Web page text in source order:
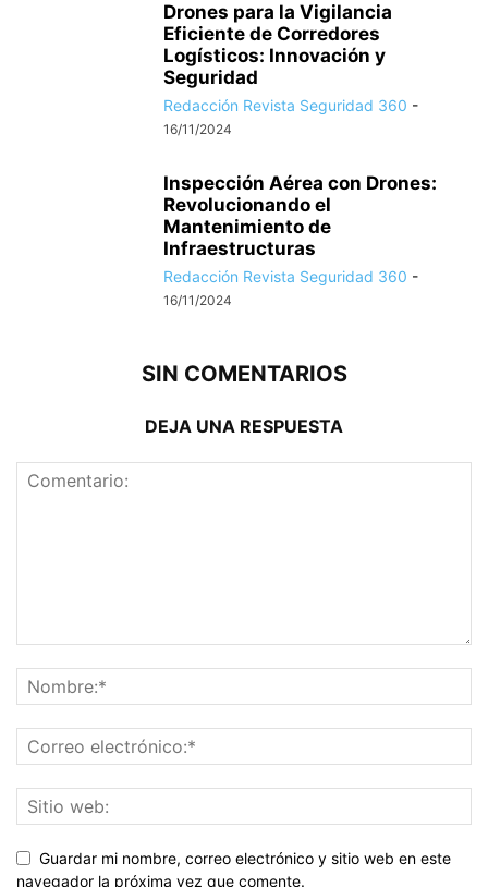
Drones para la Vigilancia
Eficiente de Corredores
Logísticos: Innovación y
Seguridad
Redacción Revista Seguridad 360 -
16/11/2024
Inspección Aérea con Drones:
Revolucionando el
Mantenimiento de
Infraestructuras
Redacción Revista Seguridad 360 -
16/11/2024
SIN COMENTARIOS
DEJA UNA RESPUESTA
Guardar mi nombre, correo electrónico y sitio web en este
navegador la próxima vez que comente.